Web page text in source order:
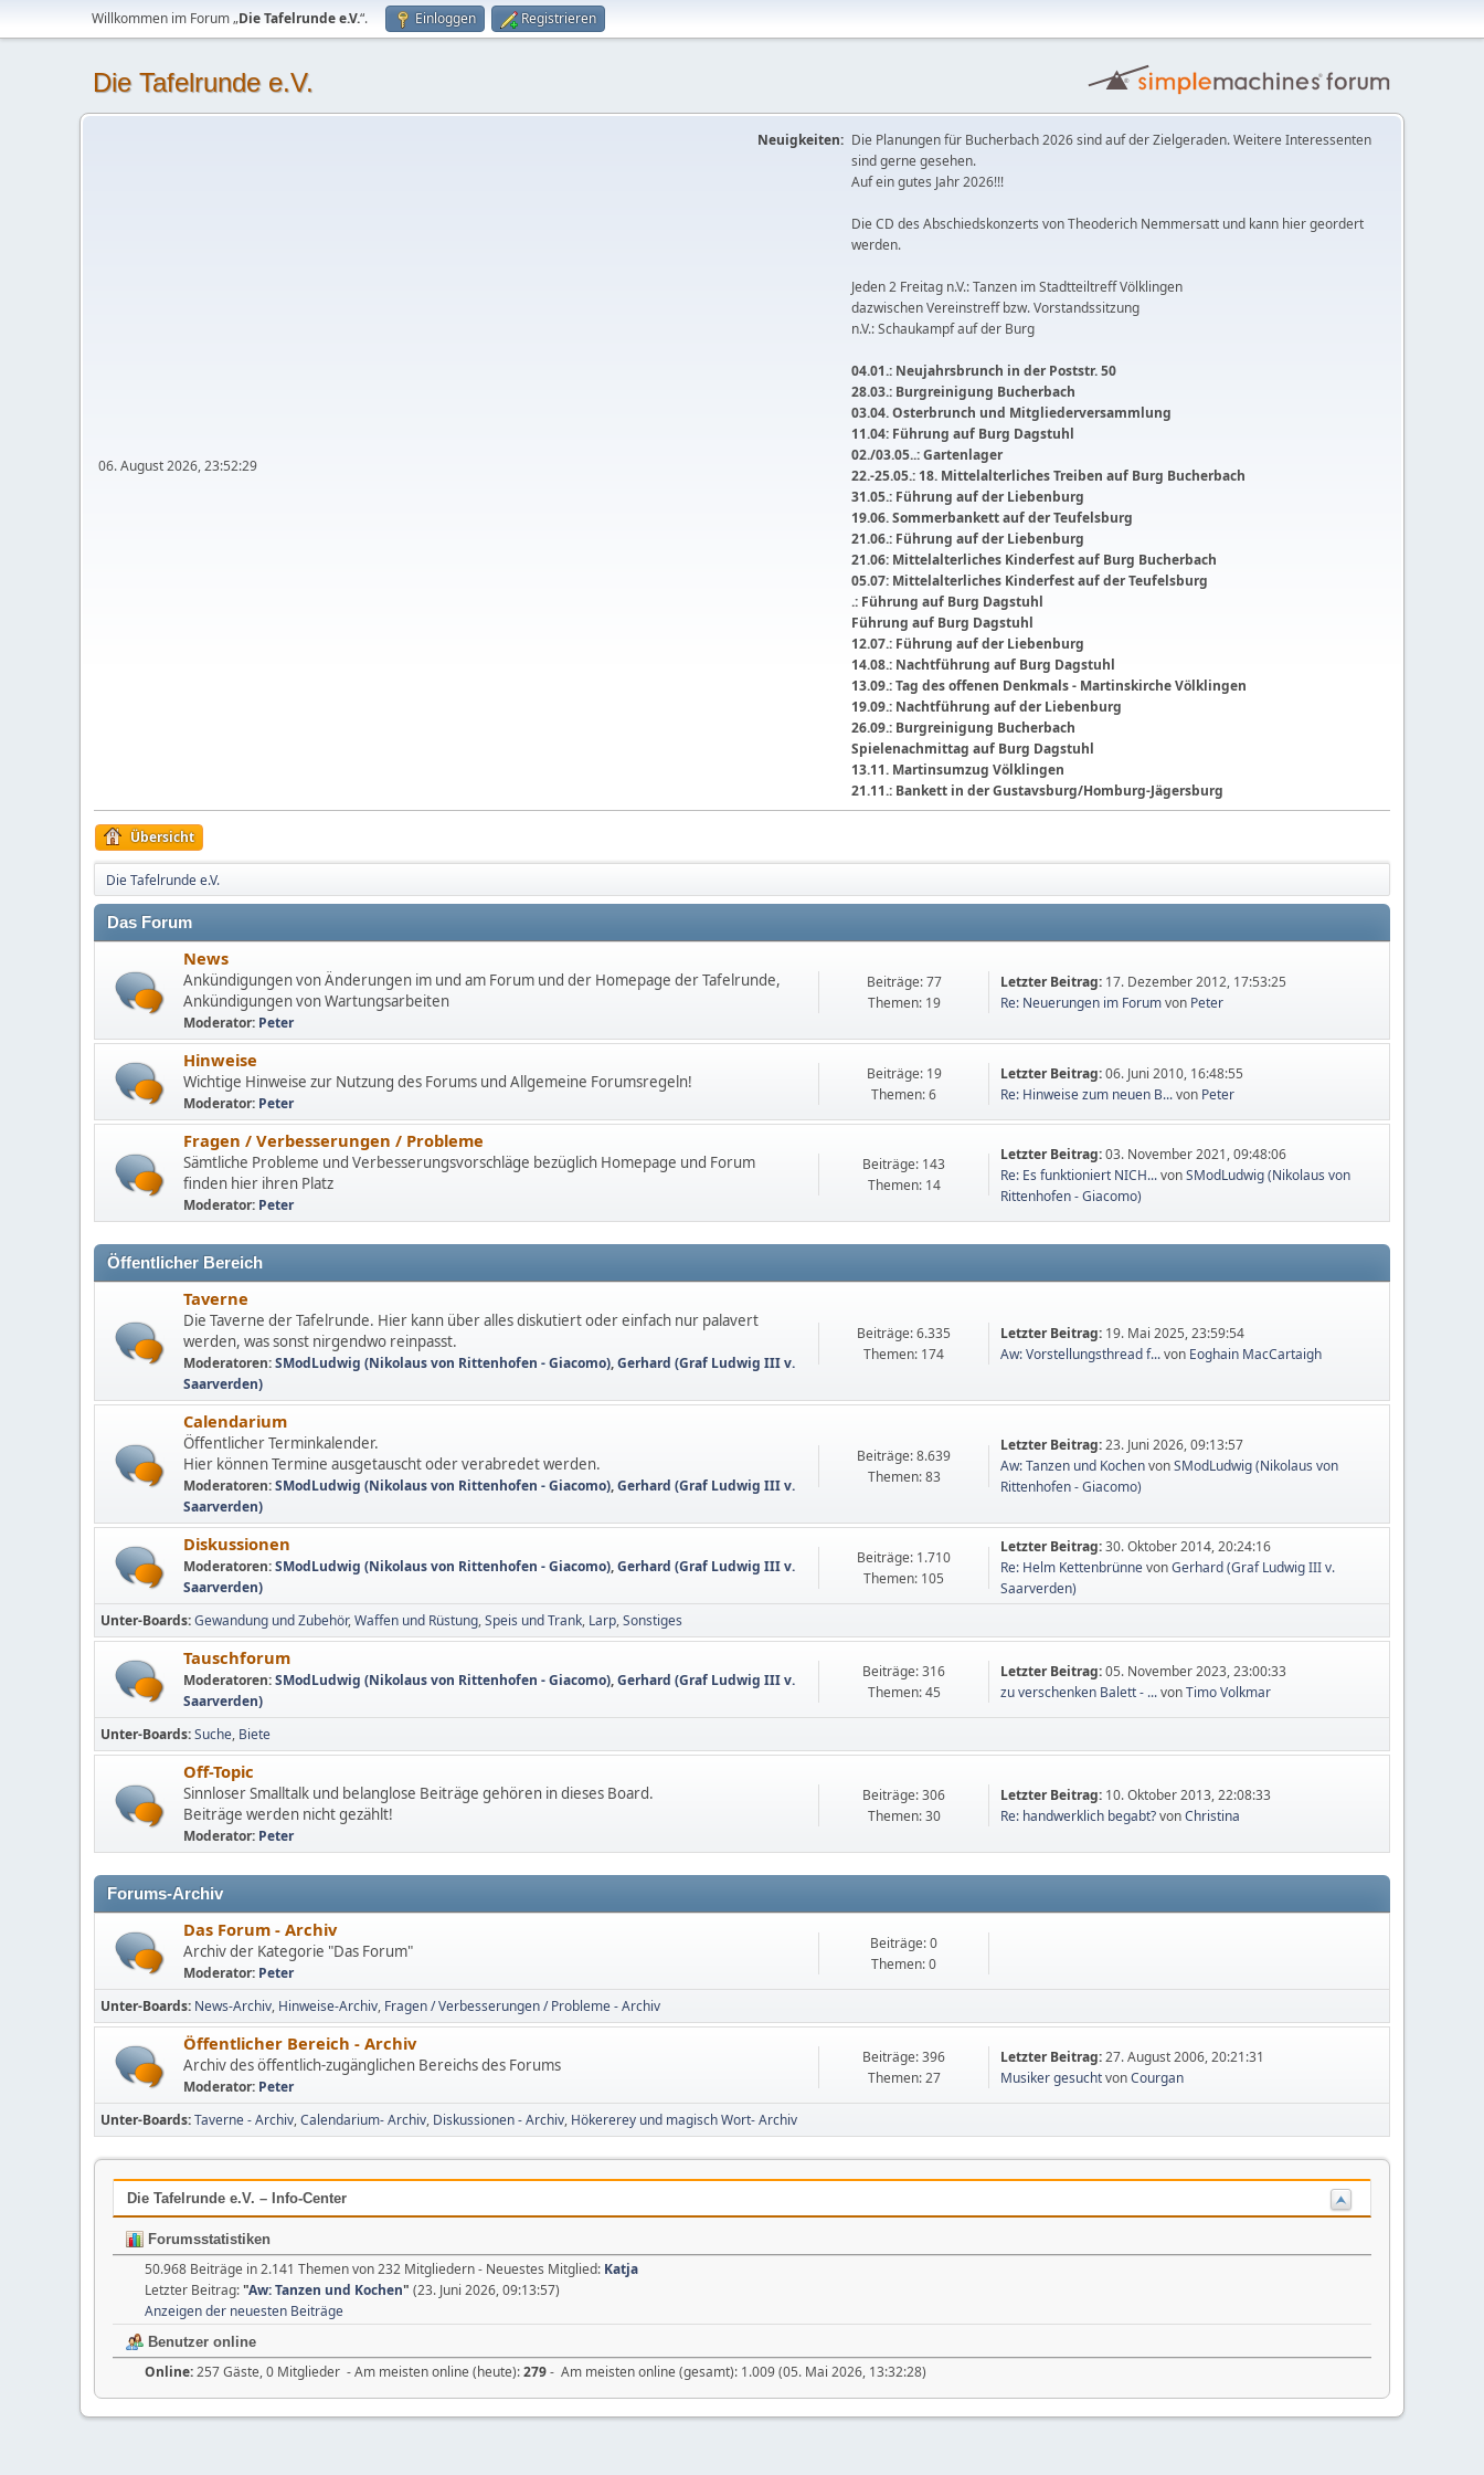
Willkommen im Forum „Die Tafelrunde e.V.“. Einloggen Registrieren
Die Tafelrunde e.V.
06. August 2026, 23:52:29
Neuigkeiten: Die Planungen für Bucherbach 2026 sind auf der Zielgeraden. Weitere Interessenten
sind gerne gesehen.
Auf ein gutes Jahr 2026!!!
Die CD des Abschiedskonzerts von Theoderich Nemmersatt und kann hier geordert
werden.
Jeden 2 Freitag n.V.: Tanzen im Stadtteiltreff Völklingen
dazwischen Vereinstreff bzw. Vorstandssitzung
n.V.: Schaukampf auf der Burg
04.01.: Neujahrsbrunch in der Poststr. 50
28.03.: Burgreinigung Bucherbach
03.04. Osterbrunch und Mitgliederversammlung
11.04: Führung auf Burg Dagstuhl
02./03.05..: Gartenlager
22.-25.05.: 18. Mittelalterliches Treiben auf Burg Bucherbach
31.05.: Führung auf der Liebenburg
19.06. Sommerbankett auf der Teufelsburg
21.06.: Führung auf der Liebenburg
21.06: Mittelalterliches Kinderfest auf Burg Bucherbach
05.07: Mittelalterliches Kinderfest auf der Teufelsburg
.: Führung auf Burg Dagstuhl
Führung auf Burg Dagstuhl
12.07.: Führung auf der Liebenburg
14.08.: Nachtführung auf Burg Dagstuhl
13.09.: Tag des offenen Denkmals - Martinskirche Völklingen
19.09.: Nachtführung auf der Liebenburg
26.09.: Burgreinigung Bucherbach
Spielenachmittag auf Burg Dagstuhl
13.11. Martinsumzug Völklingen
21.11.: Bankett in der Gustavsburg/Homburg-Jägersburg
Übersicht
Die Tafelrunde e.V.
Das Forum
News
Ankündigungen von Änderungen im und am Forum und der Homepage der Tafelrunde,
Ankündigungen von Wartungsarbeiten
Moderator: Peter
Beiträge: 77
Themen: 19
Letzter Beitrag: 17. Dezember 2012, 17:53:25
Re: Neuerungen im Forumvon Peter
Hinweise
Wichtige Hinweise zur Nutzung des Forums und Allgemeine Forumsregeln!
Moderator: Peter
Beiträge: 19
Themen: 6
Letzter Beitrag:06. Juni 2010, 16:48:55
Re: Hinweise zum neuen B...von Peter
Fragen / Verbesserungen / Probleme
Sämtliche Probleme und Verbesserungsvorschläge bezüglich Homepage und Forum
finden hier ihren Platz
Moderator: Peter
Beiträge: 143
Themen: 14
Letzter Beitrag:03. November 2021, 09:48:06
Re: Es funktioniert NICH...vonSModLudwig (Nikolaus von
Rittenhofen - Giacomo)
Öffentlicher Bereich
Taverne
Die Taverne der Tafelrunde. Hier kann über alles diskutiert oder einfach nur palavert
werden, was sonst nirgendwo reinpasst.
Moderatoren:SModLudwig (Nikolaus von Rittenhofen - Giacomo),Gerhard (Graf Ludwig III v.
Saarverden)
Beiträge: 6.335
Themen: 174
Letzter Beitrag: 19. Mai 2025, 23:59:54
Aw: Vorstellungsthread f...von Eoghain MacCartaigh
Calendarium
Öffentlicher Terminkalender.
Hier können Termine ausgetauscht oder verabredet werden.
Moderatoren:SModLudwig (Nikolaus von Rittenhofen - Giacomo),Gerhard (Graf Ludwig III v.
Saarverden)
Beiträge: 8.639
Themen: 83
Letzter Beitrag:23. Juni 2026, 09:13:57
Aw: Tanzen und KochenvonSModLudwig (Nikolaus von
Rittenhofen - Giacomo)
Diskussionen
Moderatoren:SModLudwig (Nikolaus von Rittenhofen - Giacomo),Gerhard (Graf Ludwig III v.
Saarverden)
Beiträge: 1.710
Themen: 105
Letzter Beitrag:30. Oktober 2014, 20:24:16
Re: Helm KettenbrünnevonGerhard (Graf Ludwig III v.
Saarverden)
Unter-Boards Gewandung und Zubehör Waffen und Rüstung Speis und Trank Larp Sonstiges
Tauschforum
Moderatoren:SModLudwig (Nikolaus von Rittenhofen - Giacomo),Gerhard (Graf Ludwig III v.
Saarverden)
Beiträge: 316
Themen: 45
Letzter Beitrag:05. November 2023, 23:00:33
zu verschenken Balett - ...vonTimo Volkmar
Unter-Boards Suche Biete
Off-Topic
Sinnloser Smalltalk und belanglose Beiträge gehören in dieses Board.
Beiträge werden nicht gezählt!
Moderator: Peter
Beiträge: 306
Themen: 30
Letzter Beitrag: 10. Oktober 2013, 22:08:33
Re: handwerklich begabt?vonChristina
Forums-Archiv
Das Forum - Archiv
Archiv der Kategorie "Das Forum"
Moderator: Peter
Beiträge: 0
Themen: 0
Unter-Boards News-Archiv Hinweise-Archiv Fragen / Verbesserungen / Probleme - Archiv
Öffentlicher Bereich - Archiv
Archiv des öffentlich-zugänglichen Bereichs des Forums
Moderator: Peter
Beiträge: 396
Themen: 27
Letzter Beitrag:27. August 2006, 20:21:31
Musiker gesuchtvonCourgan
Unter-Boards Taverne - Archiv Calendarium- Archiv Diskussionen - Archiv Hökererey und magisch Wort- Archiv
Die Tafelrunde e.V. – Info-Center
Forumsstatistiken
50.968 Beiträge in 2.141 Themen von 232 Mitgliedern - Neuestes Mitglied: Katja
Letzter Beitrag:"Aw: Tanzen und Kochen" (23. Juni 2026, 09:13:57)
Anzeigen der neuesten Beiträge
Benutzer online
Online:257 Gäste, 0 Mitglieder - Am meisten online (heute):279- Am meisten online (gesamt): 1.009 (05. Mai 2026, 13:32:28)